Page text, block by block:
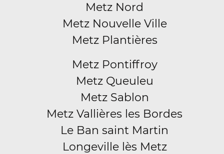
Metz Nord
Metz Nouvelle Ville
Metz Plantières
Metz Pontiffroy
Metz Queuleu
Metz Sablon
Metz Vallières les Bordes
Le Ban saint Martin
Longeville lès Metz